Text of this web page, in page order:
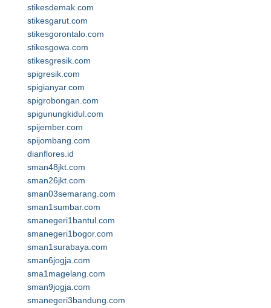
stikesdemak.com
stikesgarut.com
stikesgorontalo.com
stikesgowa.com
stikesgresik.com
spigresik.com
spigianyar.com
spigrobongan.com
spigunungkidul.com
spijember.com
spijombang.com
dianflores.id
sman48jkt.com
sman26jkt.com
sman03semarang.com
sman1sumbar.com
smanegeri1bantul.com
smanegeri1bogor.com
sman1surabaya.com
sman6jogja.com
sma1magelang.com
sman9jogja.com
smanegeri3bandung.com